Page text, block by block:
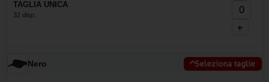
TAGLIA UNICA
32 disp.
+
Nero Seleziona taglie